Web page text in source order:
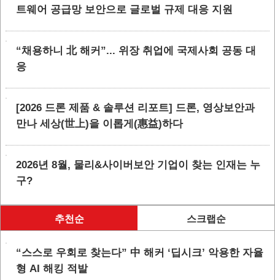
트웨어 공급망 보안으로 글로벌 규제 대응 지원
“채용하니 北 해커”... 위장 취업에 국제사회 공동 대
응
[2026 드론 제품 & 솔루션 리포트] 드론, 영상보안과
만나 세상(世上)을 이롭게(惠益)하다
2026년 8월, 물리&사이버보안 기업이 찾는 인재는 누
구?
추천순 스크랩순
“스스로 우회로 찾는다” 中 해커 ‘딥시크’ 악용한 자율
형 AI 해킹 적발